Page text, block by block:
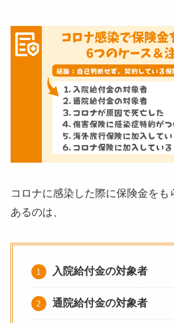
コロナに感染した際に保険金をも
あるのは、
入院給付金の対象者
通院給付金の対象者